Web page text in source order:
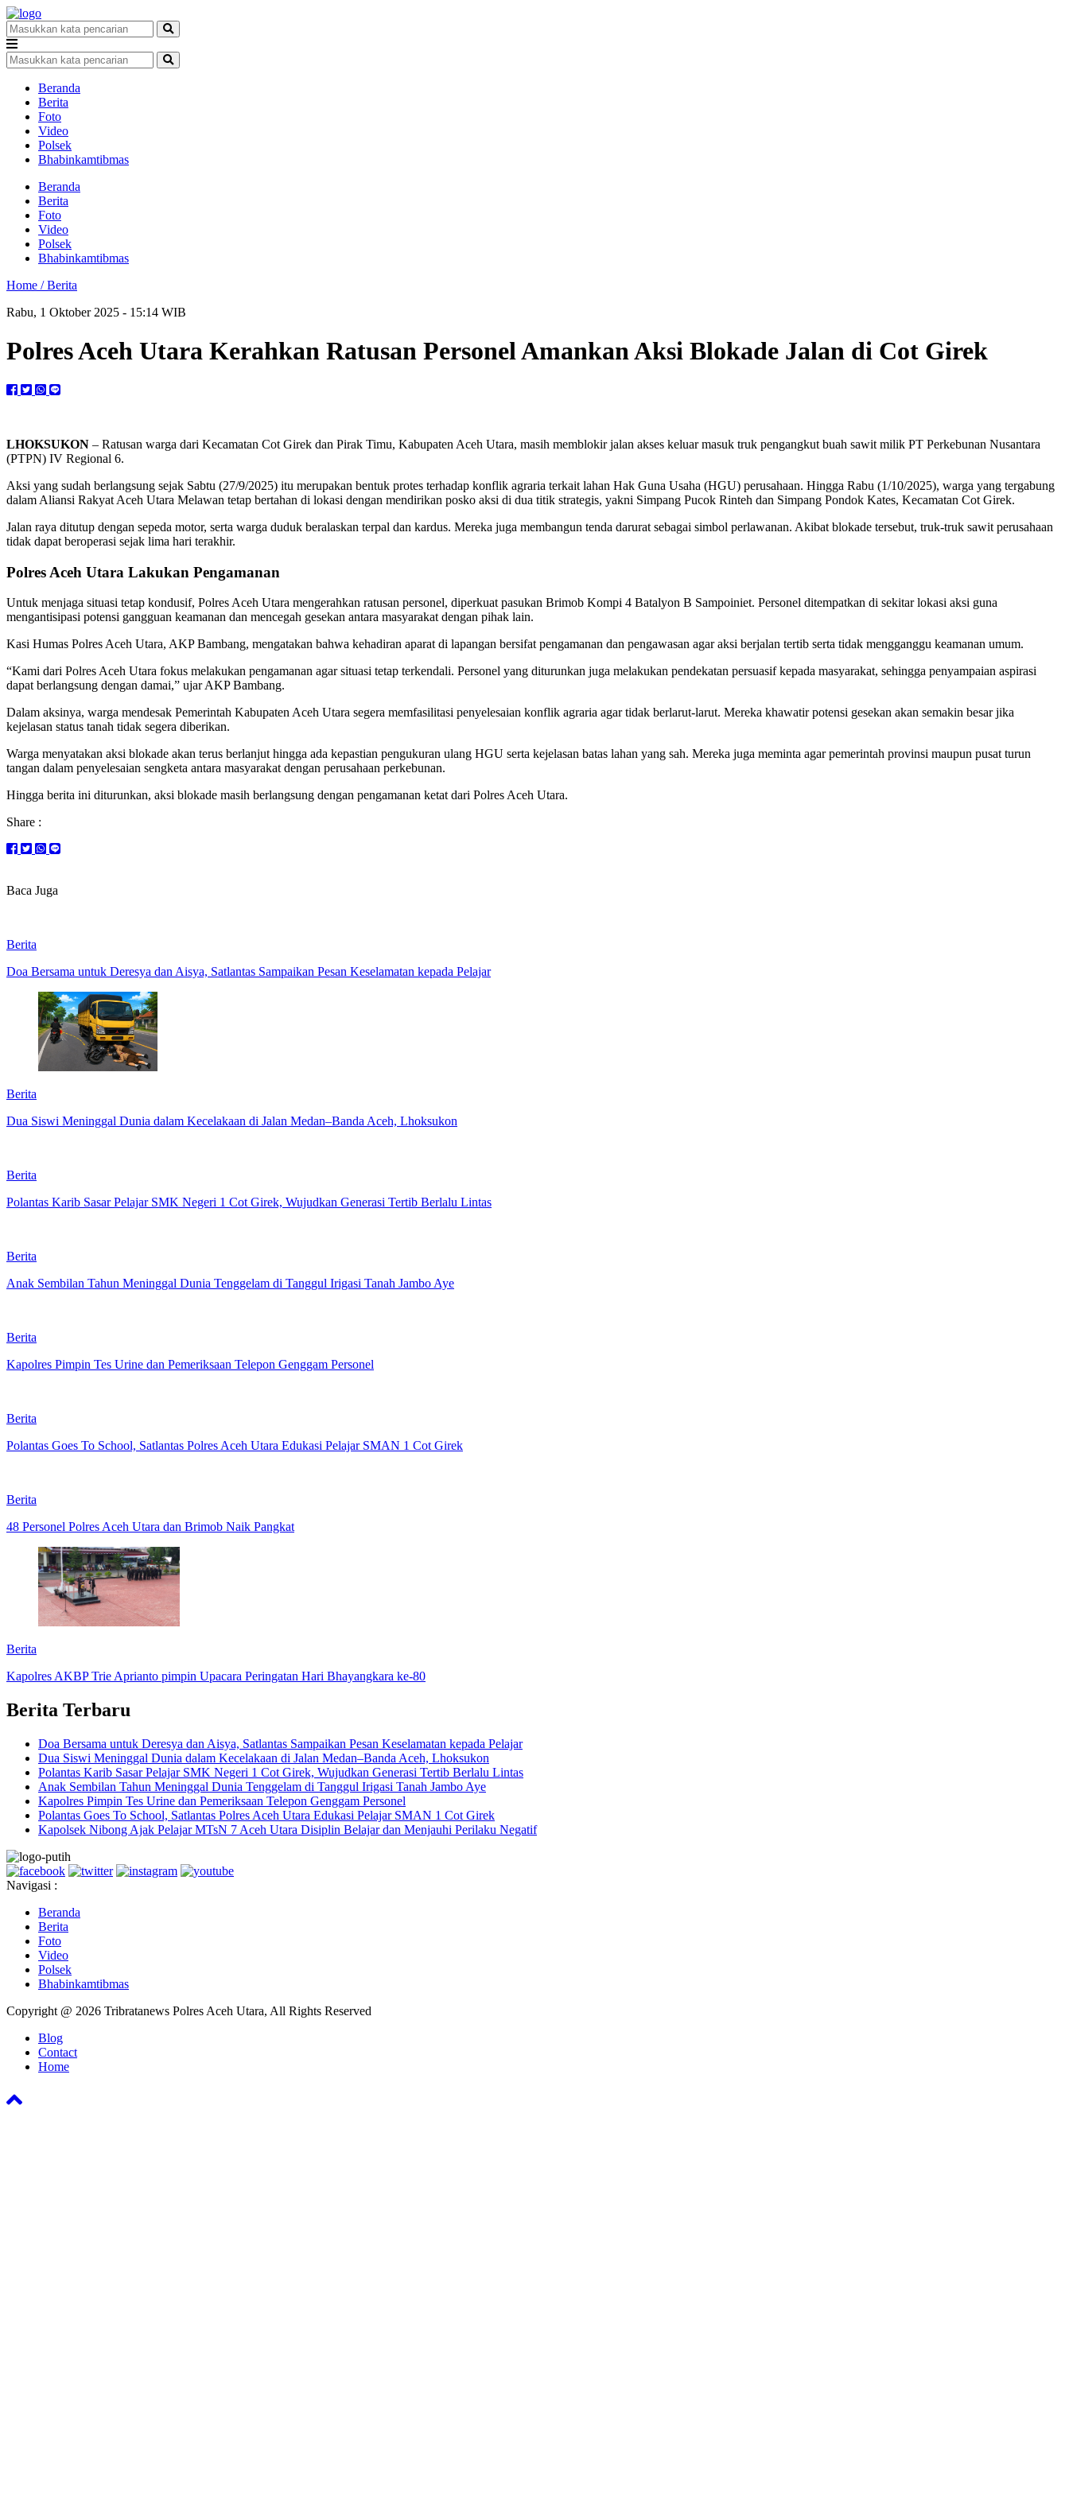
Beranda
Berita
Foto
Video
Polsek
Bhabinkamtibmas
Beranda
Berita
Foto
Video
Polsek
Bhabinkamtibmas
Home /Berita
Rabu, 1 Oktober 2025 - 15:14 WIB
Polres Aceh Utara Kerahkan Ratusan Personel Amankan Aksi Blokade Jalan di Cot Girek
LHOKSUKON – Ratusan warga dari Kecamatan Cot Girek dan Pirak Timu, Kabupaten Aceh Utara, masih memblokir jalan akses keluar masuk truk pengangkut buah sawit milik PT Perkebunan Nusantara
(PTPN) IV Regional 6.
Aksi yang sudah berlangsung sejak Sabtu (27/9/2025) itu merupakan bentuk protes terhadap konflik agraria terkait lahan Hak Guna Usaha (HGU) perusahaan. Hingga Rabu (1/10/2025), warga yang tergabung
dalam Aliansi Rakyat Aceh Utara Melawan tetap bertahan di lokasi dengan mendirikan posko aksi di dua titik strategis, yakni Simpang Pucok Rinteh dan Simpang Pondok Kates, Kecamatan Cot Girek.
Jalan raya ditutup dengan sepeda motor, serta warga duduk beralaskan terpal dan kardus. Mereka juga membangun tenda darurat sebagai simbol perlawanan. Akibat blokade tersebut, truk-truk sawit perusahaan
tidak dapat beroperasi sejak lima hari terakhir.
Polres Aceh Utara Lakukan Pengamanan
Untuk menjaga situasi tetap kondusif, Polres Aceh Utara mengerahkan ratusan personel, diperkuat pasukan Brimob Kompi 4 Batalyon B Sampoiniet. Personel ditempatkan di sekitar lokasi aksi guna
mengantisipasi potensi gangguan keamanan dan mencegah gesekan antara masyarakat dengan pihak lain.
Kasi Humas Polres Aceh Utara, AKP Bambang, mengatakan bahwa kehadiran aparat di lapangan bersifat pengamanan dan pengawasan agar aksi berjalan tertib serta tidak mengganggu keamanan umum.
“Kami dari Polres Aceh Utara fokus melakukan pengamanan agar situasi tetap terkendali. Personel yang diturunkan juga melakukan pendekatan persuasif kepada masyarakat, sehingga penyampaian aspirasi
dapat berlangsung dengan damai,” ujar AKP Bambang.
Dalam aksinya, warga mendesak Pemerintah Kabupaten Aceh Utara segera memfasilitasi penyelesaian konflik agraria agar tidak berlarut-larut. Mereka khawatir potensi gesekan akan semakin besar jika
kejelasan status tanah tidak segera diberikan.
Warga menyatakan aksi blokade akan terus berlanjut hingga ada kepastian pengukuran ulang HGU serta kejelasan batas lahan yang sah. Mereka juga meminta agar pemerintah provinsi maupun pusat turun
tangan dalam penyelesaian sengketa antara masyarakat dengan perusahaan perkebunan.
Hingga berita ini diturunkan, aksi blokade masih berlangsung dengan pengamanan ketat dari Polres Aceh Utara.
Share :
Baca Juga
Berita
Doa Bersama untuk Deresya dan Aisya, Satlantas Sampaikan Pesan Keselamatan kepada Pelajar
Berita
Dua Siswi Meninggal Dunia dalam Kecelakaan di Jalan Medan–Banda Aceh, Lhoksukon
Berita
Polantas Karib Sasar Pelajar SMK Negeri 1 Cot Girek, Wujudkan Generasi Tertib Berlalu Lintas
Berita
Anak Sembilan Tahun Meninggal Dunia Tenggelam di Tanggul Irigasi Tanah Jambo Aye
Berita
Kapolres Pimpin Tes Urine dan Pemeriksaan Telepon Genggam Personel
Berita
Polantas Goes To School, Satlantas Polres Aceh Utara Edukasi Pelajar SMAN 1 Cot Girek
Berita
48 Personel Polres Aceh Utara dan Brimob Naik Pangkat
Berita
Kapolres AKBP Trie Aprianto pimpin Upacara Peringatan Hari Bhayangkara ke-80
Berita Terbaru
Doa Bersama untuk Deresya dan Aisya, Satlantas Sampaikan Pesan Keselamatan kepada Pelajar
Dua Siswi Meninggal Dunia dalam Kecelakaan di Jalan Medan–Banda Aceh, Lhoksukon
Polantas Karib Sasar Pelajar SMK Negeri 1 Cot Girek, Wujudkan Generasi Tertib Berlalu Lintas
Anak Sembilan Tahun Meninggal Dunia Tenggelam di Tanggul Irigasi Tanah Jambo Aye
Kapolres Pimpin Tes Urine dan Pemeriksaan Telepon Genggam Personel
Polantas Goes To School, Satlantas Polres Aceh Utara Edukasi Pelajar SMAN 1 Cot Girek
Kapolsek Nibong Ajak Pelajar MTsN 7 Aceh Utara Disiplin Belajar dan Menjauhi Perilaku Negatif
Navigasi :
Beranda
Berita
Foto
Video
Polsek
Bhabinkamtibmas
Copyright @ 2026 Tribratanews Polres Aceh Utara, All Rights Reserved
Blog
Contact
Home